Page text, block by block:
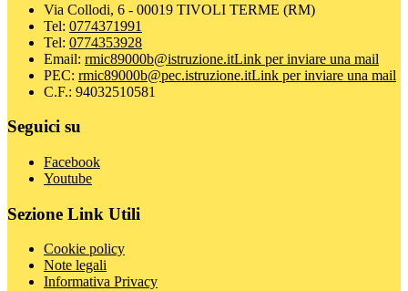
Via Collodi, 6 - 00019 TIVOLI TERME (RM)
Tel: 0774371991
Tel: 0774353928
Email: rmic89000b@istruzione.itLink per inviare una mail
PEC: rmic89000b@pec.istruzione.itLink per inviare una mail
C.F.: 94032510581
Seguici su
Facebook
Youtube
Sezione Link Utili
Cookie policy
Note legali
Informativa Privacy